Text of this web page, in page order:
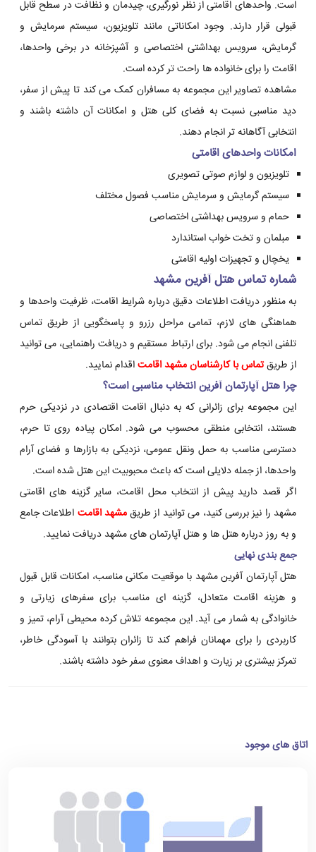
است. واحدهای اقامتی از نظر نورگیری، چیدمان و نظافت در سطح قابل
قبولی قرار دارند. وجود امکاناتی مانند تلویزیون، سیستم سرمایش و
گرمایش، سرویس بهداشتی اختصاصی و آشپزخانه در برخی واحدها،
اقامت را برای خانواده ها راحت تر کرده است.
مشاهده تصاویر این مجموعه به مسافران کمک می کند تا پیش از سفر،
دید مناسبی نسبت به فضای کلی هتل و امکانات آن داشته باشند و
انتخابی آگاهانه تر انجام دهند.
امکانات واحدهای اقامتی
تلویزیون و لوازم صوتی تصویری
سیستم گرمایش و سرمایش مناسب فصول مختلف
حمام و سرویس بهداشتی اختصاصی
مبلمان و تخت خواب استاندارد
یخچال و تجهیزات اولیه اقامتی
شماره تماس هتل آفرین مشهد
به منظور دریافت اطلاعات دقیق درباره شرایط اقامت، ظرفیت واحدها و
هماهنگی های لازم، تمامی مراحل رزرو و پاسخگویی از طریق تماس
تلفنی انجام می شود. برای ارتباط مستقیم و دریافت راهنمایی، می توانید
از طریقتماس با کارشناسان مشهد اقامتاقدام نمایید.
چرا هتل آپارتمان آفرین انتخاب مناسبی است؟
این مجموعه برای زائرانی که به دنبال اقامت اقتصادی در نزدیکی حرم
هستند، انتخابی منطقی محسوب می شود. امکان پیاده روی تا حرم،
دسترسی مناسب به حمل ونقل عمومی، نزدیکی به بازارها و فضای آرام
واحدها، از جمله دلایلی است که باعث محبوبیت این هتل شده است.
اگر قصد دارید پیش از انتخاب محل اقامت، سایر گزینه های اقامتی
مشهد را نیز بررسی کنید، می توانید از طریقمشهد اقامت اطلاعات جامع
و به روز درباره هتل ها و هتل آپارتمان های مشهد دریافت نمایید.
جمع بندی نهایی
هتل آپارتمان آفرین مشهد با موقعیت مکانی مناسب، امکانات قابل قبول
و هزینه اقامت متعادل، گزینه ای مناسب برای سفرهای زیارتی و
خانوادگی به شمار می آید. این مجموعه تلاش کرده محیطی آرام، تمیز و
کاربردی را برای مهمانان فراهم کند تا زائران بتوانند با آسودگی خاطر،
تمرکز بیشتری بر زیارت و اهداف معنوی سفر خود داشته باشند.
اتاق های موجود